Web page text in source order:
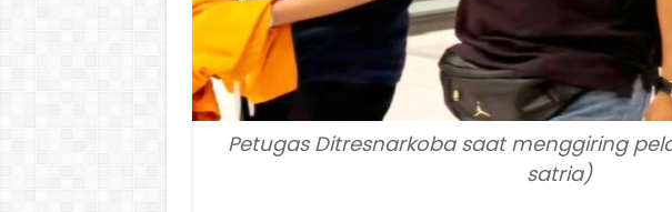
Petugas Ditresnarkoba saat menggiring
satria)